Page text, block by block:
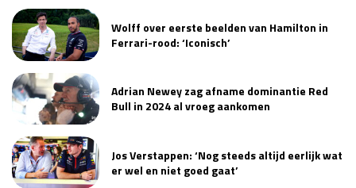
Wolff over eerste beelden van Hamilton in
Ferrari-rood: ‘Iconisch’
Adrian Newey zag afname dominantie Red
Bull in 2024 al vroeg aankomen
Jos Verstappen: ‘Nog steeds altijd eerlijk wat
er wel en niet goed gaat’